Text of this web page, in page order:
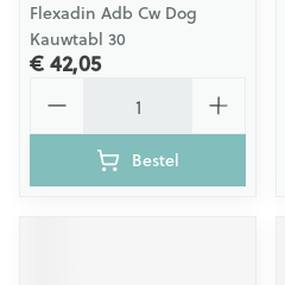
Flexadin Adb Cw Dog
Kauwtabl 30
€ 42,05
Bestel